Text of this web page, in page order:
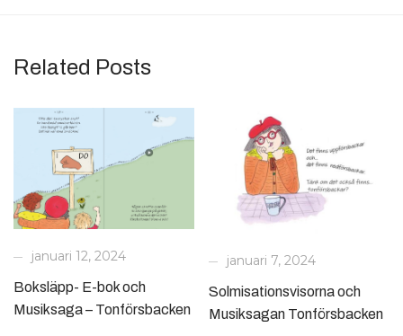
Related Posts
januari 12, 2024
Boksläpp- E-bok och
Musiksaga – Tonförsbacken
januari 7, 2024
Solmisationsvisorna och
Musiksagan Tonförsbacken